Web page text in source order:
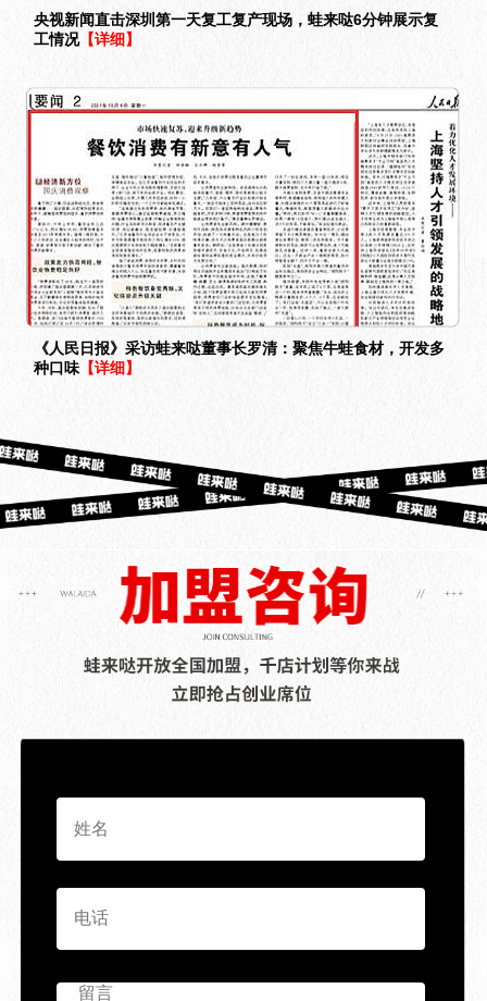
央视新闻直击深圳第一天复工复产现场，蛙来哒6分钟展示复
工情况【详细】
《人民日报》采访蛙来哒董事长罗清：聚焦牛蛙食材，开发多
种口味 【详细】